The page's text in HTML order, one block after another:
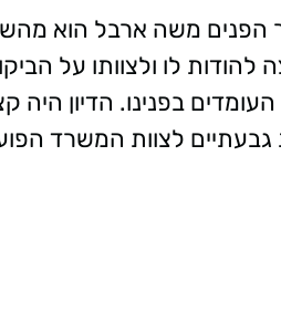
הפנים משה ארבל הוא
לו ולצוותו על
בפנינו. הדיון היה
גבעתיים לצוות המשרד